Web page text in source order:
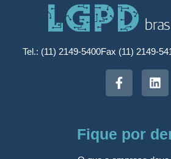
Tel.: (11) 2149-5400Fax (11) 2149-
Fique por